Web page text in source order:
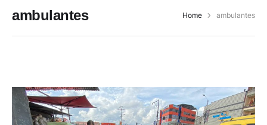
ambulantes Home ambulantes